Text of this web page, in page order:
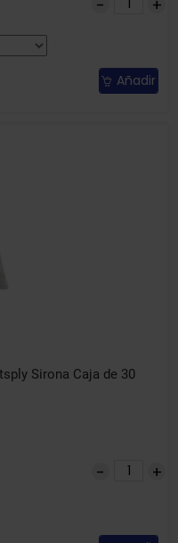
Añadir
Sirona Caja de 30